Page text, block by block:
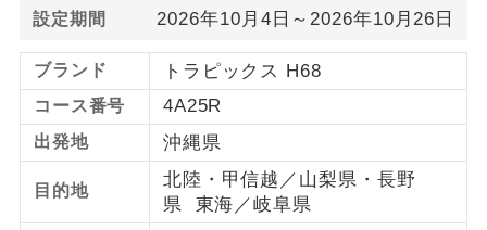
設定期間 2026年10月4日～2026年10月26日
ブランド トラピックス H68
コース番号 4A25R
出発地 沖縄県
目的地
北陸・甲信越／山梨県・長野
県 東海／岐阜県
ご夫婦限定
ご夫婦限定でご参加いただけるコースで
す。
女性限定
す。
年齢制限あり
ご参加にあたり年齢に制限があるコース
です。